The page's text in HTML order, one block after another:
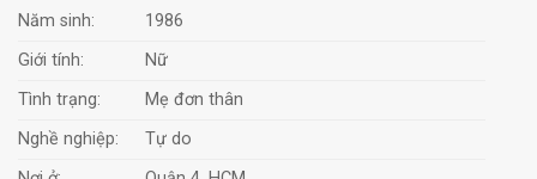
Năm sinh:
1986
Giới tính:
Nữ
Tình trạng:
Mẹ đơn thân
Nghề nghiệp:
Tự do